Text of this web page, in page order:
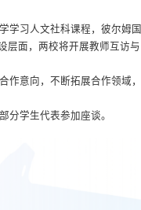
学习人文社科课程，彼尔姆国
层面，两校将开展教师互访与
作意向，不断拓展合作领域，
分学生代表参加座谈。